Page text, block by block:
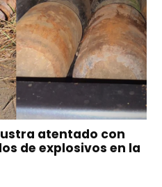
atentado con
de explosivos en la